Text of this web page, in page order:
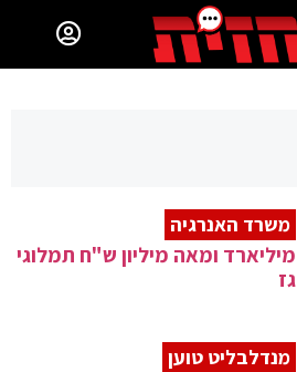
משרד האנרגיה
מיליארד ומאה מיליון ש"ח תמלוגי
גז
מנדלבליט טוען